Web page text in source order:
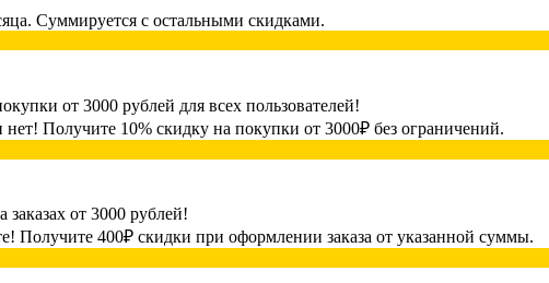
Суммируется с остальными скидками.
от 3000 рублей для всех пользователей!
Получите 10% скидку на покупки от 3000₽ без ограничений.
заказах от 3000 рублей!
Получите 400₽ скидки при оформлении заказа от указанной суммы.